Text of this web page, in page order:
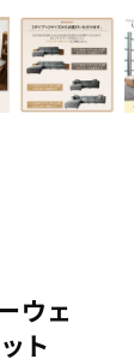
ウェ
ト